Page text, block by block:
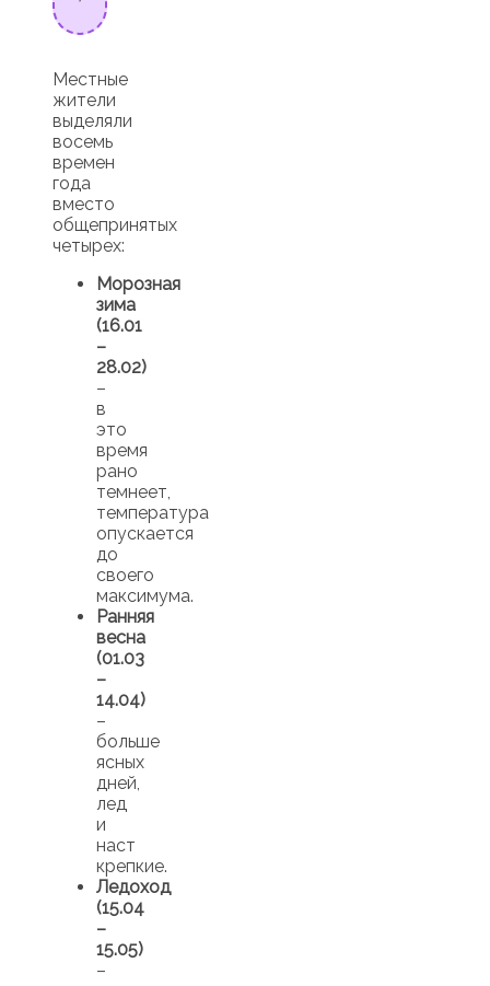
Местные
жители
выделяли
восемь
времен
года
вместо
общепринятых
четырех:
Морозная
зима
(16.01
–
28.02)
–
в
это
время
рано
темнеет,
температура
опускается
до
своего
максимума.
Ранняя
весна
(01.03
–
14.04)
–
больше
ясных
дней,
лед
и
наст
крепкие.
Ледоход
(15.04
–
15.05)
–